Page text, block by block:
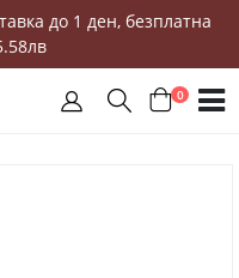
до 1 ден, безплатна
0